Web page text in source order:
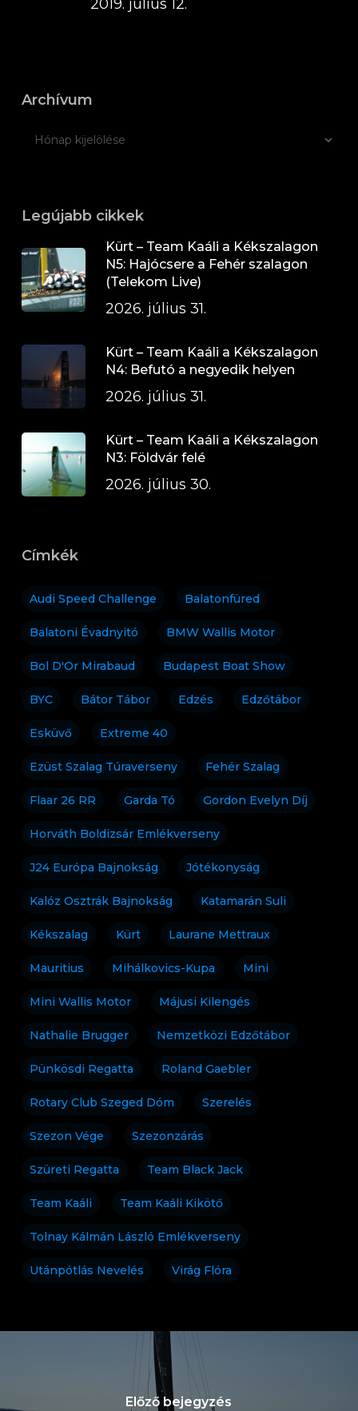
2019. július 12.
Archívum
Legújabb cikkek
Kürt – Team Kaáli a Kékszalagon
N5: Hajócsere a Fehér szalagon
(Telekom Live)
2026. július 31.
Kürt – Team Kaáli a Kékszalagon
N4: Befutó a negyedik helyen
2026. július 31.
Kürt – Team Kaáli a Kékszalagon
N3: Földvár felé
2026. július 30.
Címkék
Audi Speed Challenge Balatonfüred
Balatoni Évadnyitó BMW Wallis Motor
Bol D'Or Mirabaud Budapest Boat Show
BYC Bátor Tábor Edzés Edzőtábor
Esküvő Extreme 40
Ezüst Szalag Túraverseny Fehér Szalag
Flaar 26 RR Garda Tó Gordon Evelyn Díj
Horváth Boldizsár Emlékverseny
J24 Európa Bajnokság Jótékonyság
Kalóz Osztrák Bajnokság Katamarán Suli
Kékszalag Kürt Laurane Mettraux
Mauritius Mihálkovics-Kupa Mini
Mini Wallis Motor Májusi Kilengés
Nathalie Brugger Nemzetközi Edzőtábor
Pünkösdi Regatta Roland Gaebler
Rotary Club Szeged Dóm Szerelés
Szezon Vége Szezonzárás
Szüreti Regatta Team Black Jack
Team Kaáli Team Kaáli Kikötő
Tolnay Kálmán László Emlékverseny
Utánpótlás Nevelés Virág Flóra
Előző bejegyzés